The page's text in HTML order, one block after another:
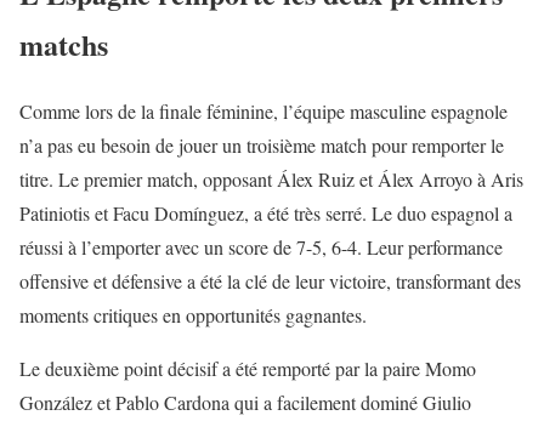
matchs
Comme lors de la finale féminine, l’équipe masculine espagnole
n’a pas eu besoin de jouer un troisième match pour remporter le
titre. Le premier match, opposant Álex Ruiz et Álex Arroyo à Aris
Patiniotis et Facu Domínguez, a été très serré. Le duo espagnol a
réussi à l’emporter avec un score de 7-5, 6-4. Leur performance
offensive et défensive a été la clé de leur victoire, transformant des
moments critiques en opportunités gagnantes.
Le deuxième point décisif a été remporté par la paire Momo
González et Pablo Cardona qui a facilement dominé Giulio